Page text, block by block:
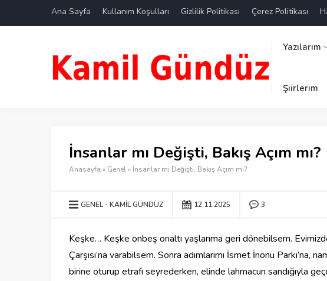
Ana Sayfa Kullanım Koşulları Gizlilik Politikası Çerez Politikası
Yazılarım
Şiirlerim
İnsanlar mı Değişti, Bakış Açım mı?
Anasayfa » Genel» İnsanlar mı Değişti, Bakış Açım mı?
GENEL KAMIL GÜNDÜZ 12.11.2025 3
‎Keşke… Keşke onbeş onaltı yaşlarıma geri dönebilsem.
Çarşısı’na varabilsem. Sonra adımlarımı İsmet İnönü Parkı’na,
birine oturup etrafı seyrederken, elinde lahmacun sandığıyla